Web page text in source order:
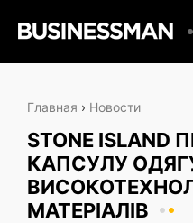
Главная › Новости
STONE
КАПСУЛУ
МАТЕРІАЛІВ